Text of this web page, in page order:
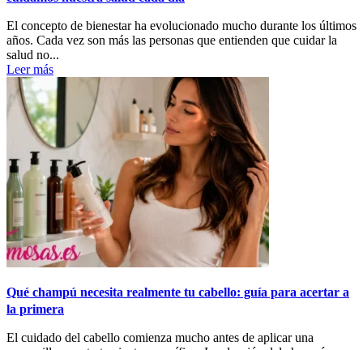
El concepto de bienestar ha evolucionado mucho durante los últimos
años. Cada vez son más las personas que entienden que cuidar la
salud no...
Leer más
Qué champú necesita realmente tu cabello: guía para acertar a
la primera
El cuidado del cabello comienza mucho antes de aplicar una